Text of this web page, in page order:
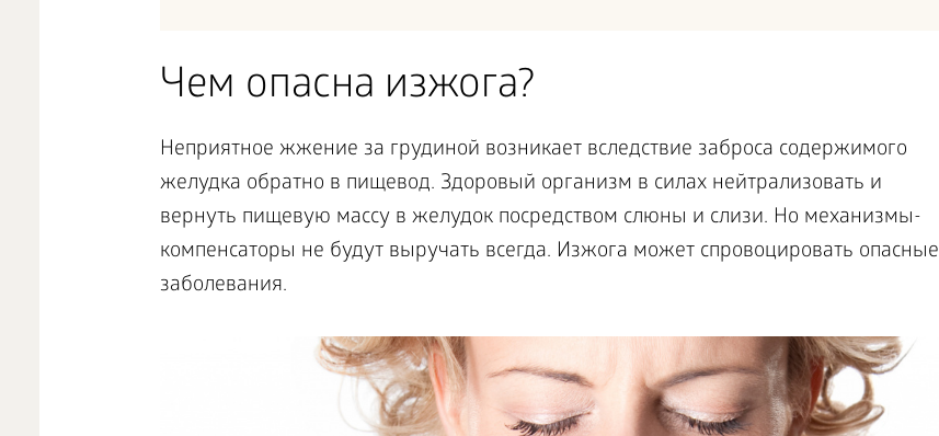
Чем опасна изжога?
Неприятное жжение за грудиной возникает вследствие заброса содержимого
желудка обратно в пищевод. Здоровый организм в силах нейтрализовать и
вернуть пищевую массу в желудок посредством слюны и слизи. Но механизмы-
компенсаторы не будут выручать всегда. Изжога может спровоцировать опасные
заболевания.